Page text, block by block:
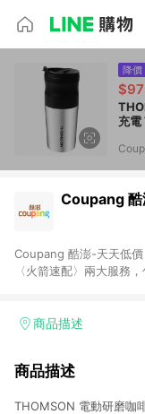
降價
Coupang 酷
Coupang 酷澎-天天低價
〈火箭速配〉兩大服務
加入WOW會員告別湊免
商品描述
商品描述
THOMSON 電動研磨咖